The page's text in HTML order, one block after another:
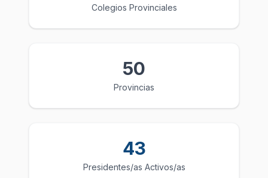
Colegios Provinciales
50
Provincias
43
Presidentes/as Activos/as